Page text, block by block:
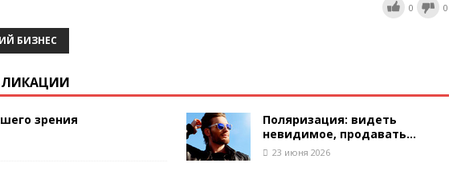
0 0
БИЗНЕС
зрения
Поляризация: видеть
невидимое, продавать...
23 июня 2026